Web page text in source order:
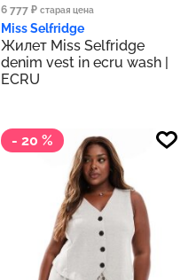
6 777 ₽ старая цена
Miss Selfridge
Жилет Miss Selfridge
denim vest in ecru wash |
ECRU
- 20 %